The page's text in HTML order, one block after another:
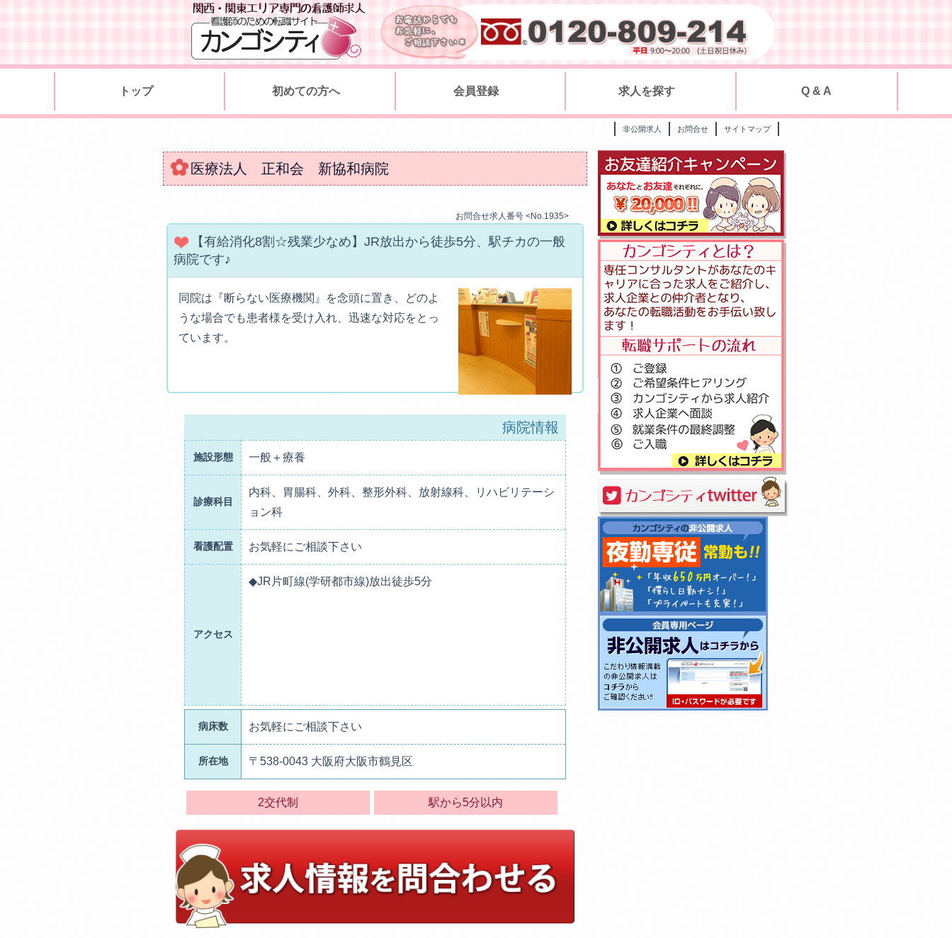
トップ 初めての方へ 会員登録 求人を探す Q & A
非公開求人 お問合せ サイトマップ
医療法人 正和会 新協和病院
お問合せ求人番号 <No.1935>
【有給消化8割☆残業少なめ】JR放出から徒歩5分、駅チカの一般
病院です♪
同院は『断らない医療機関』を念頭に置き、どのよ
うな場合でも患者様を受け入れ、迅速な対応をとっ
ています。
病院情報
施設形態 一般＋療養
診療科目
内科、胃腸科、外科、整形外科、放射線科、リハビリテーシ
ョン科
看護配置 お気軽にご相談下さい
アクセス
◆JR片町線(学研都市線)放出徒歩5分
病床数 お気軽にご相談下さい
所在地 〒538-0043 大阪府大阪市鶴見区
2交代制 駅から5分以内